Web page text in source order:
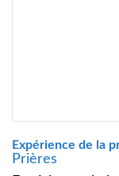
Expérience de la
Prières